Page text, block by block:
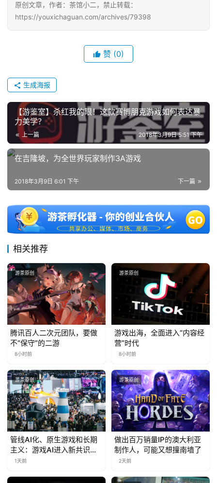
国
原创文章，作者：茶馆小二，禁止转载：
https://youxichaguan.com/archives/79398
赞 (0)
生成海报
【游鉴室】杀红我的眼！这款赛博朋克游戏如何表达暴
力美学？
上一篇 2018年3月9日 5:51 下午
在吉隆坡，为全世界玩家制作3A游戏
下一篇
2018年3月9日 6:01 下午
相关推荐
游茶原创
腾讯百人二次元团队，要做
不“保守”的二游
8小时前
游茶原创
游戏出海，全面进入“内容经
营”时代
8小时前
游茶原创
管线AI化、原生游戏和长期
主义：游戏AI进入新共识时
代
1天前
游茶原创
做出百万销量IP的澳大利亚
制作人，可能又想撞南墙了
2天前